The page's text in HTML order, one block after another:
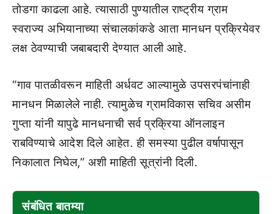
तोडगा काढला आहे. त्यासाठी पुण्यातील राष्ट्रीय ग्राम
स्वराज्य अभियानाच्या संचालकांकडे आता मानधन प्रक्रियेवर
लक्ष ठेवण्याची जबाबदारी देण्यात आली आहे.
“गाव पातळीवरून माहिती अर्धवट आल्यामुळे उपसरपंचांनाही
मानधन मिळालेले नाही. त्यामुळेच ग्रामविकास सचिव असीम
गुप्ता यांनी यापुढे मानधनाची सर्व प्रक्रिया ऑनलाइन
राबविण्याचे आदेश दिले आहेत. ही समस्या पुढील वर्षापासून
निकालात निघेल,” अशी माहिती सूत्रांनी दिली.
संबंधित बातम्या